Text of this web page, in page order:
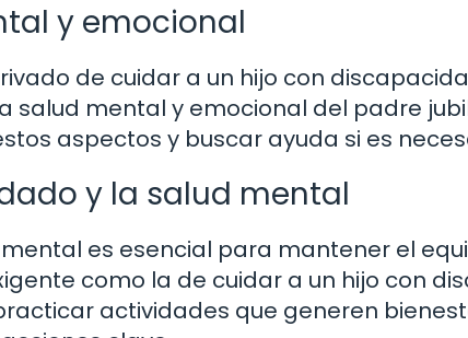
y emocional
de cuidar a un hijo con
salud mental y emocional del padre
aspectos y buscar ayuda si es
y la salud mental
es esencial para mantener el
como la de cuidar a un hijo con
actividades que generen